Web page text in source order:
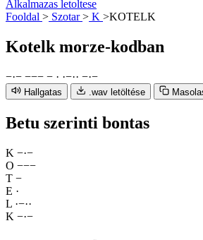
Alkalmazas letoltese
Fooldal > Szotar> K >KOTELK
Kotelk morze-kodban
−·− −−− − · ·−·· −·−
Hallgatas .wav letöltése
Betu szerinti bontas
K −·−
O −−−
T −
E ·
L ·−··
K −·−